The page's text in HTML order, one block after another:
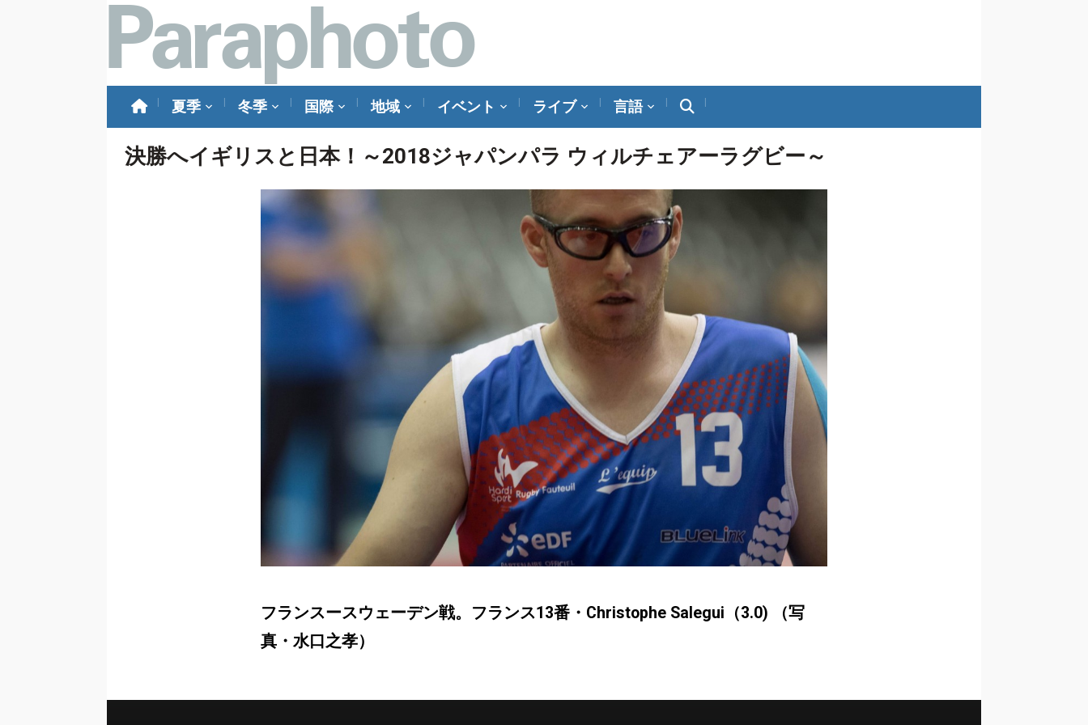
夏季 冬季 国際 地域 イベント ライブ 言語
決勝へイギリスと日本！～2018ジャパンパラ ウィルチェアーラグビー～
フランスースウェーデン戦。フランス13番・Christophe Salegui（3.0) （写
真・水口之孝）